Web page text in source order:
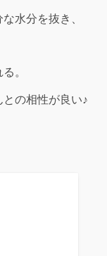
水分を抜き、
。
の相性が良い♪